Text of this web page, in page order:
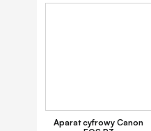
Aparat cyfrowy Canon